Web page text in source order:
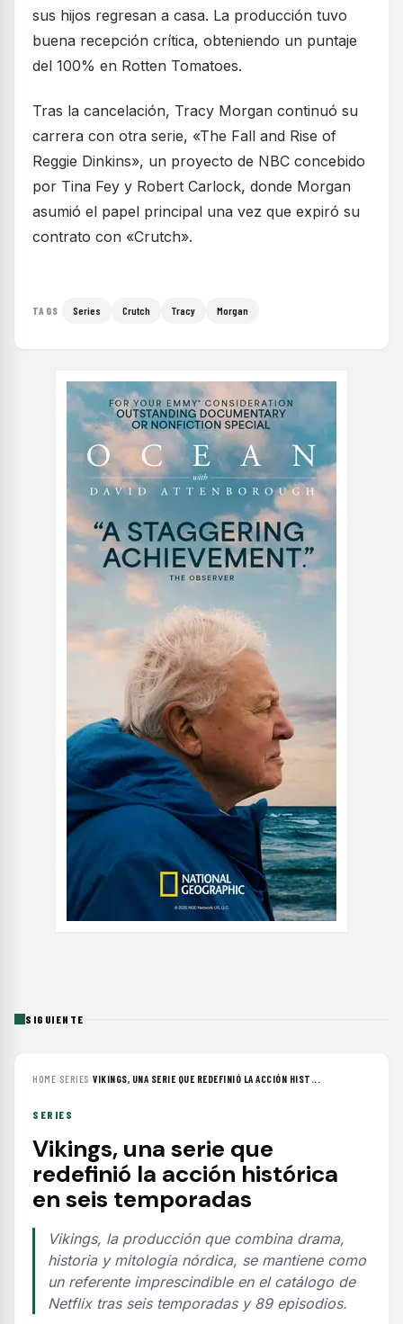
sus hijos regresan a casa. La producción tuvo
buena recepción crítica, obteniendo un puntaje
del 100% en Rotten Tomatoes.
Tras la cancelación, Tracy Morgan continuó su
carrera con otra serie, «The Fall and Rise of
Reggie Dinkins», un proyecto de NBC concebido
por Tina Fey y Robert Carlock, donde Morgan
asumió el papel principal una vez que expiró su
contrato con «Crutch».
TAGS Series Crutch Tracy Morgan
SIGUIENTE
HOME› SERIES ›VIKINGS, UNA SERIE QUE REDEFINIÓ LA ACCIÓN HIST...
SERIES
Vikings, una serie que
redefinió la acción histórica
en seis temporadas
Vikings, la producción que combina drama,
historia y mitología nórdica, se mantiene como
un referente imprescindible en el catálogo de
Netflix tras seis temporadas y 89 episodios.